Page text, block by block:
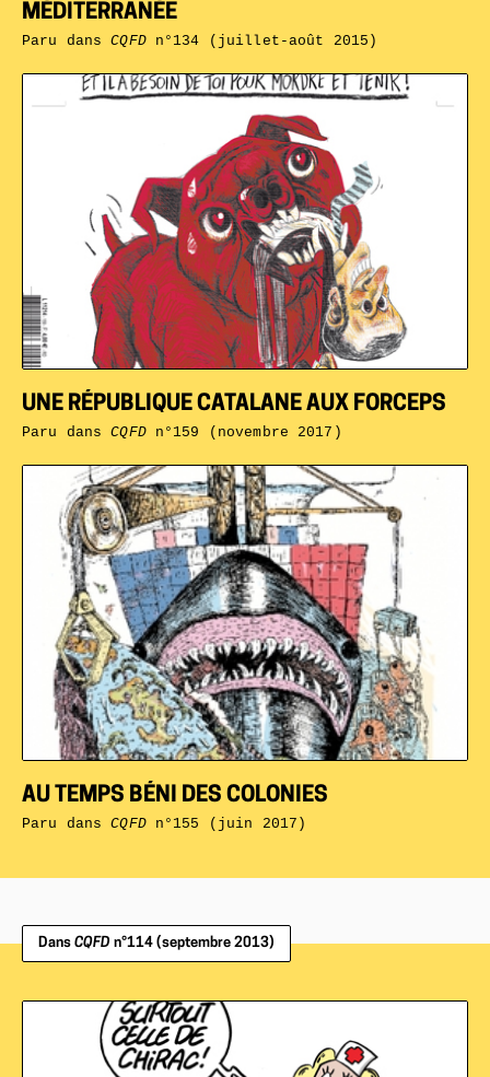
AU TEMPS BÉNI DES COLONIES
Paru dansCQFDn°155 (juin 2017)
UNE RÉPUBLIQUE CATALANE AUX FORCEPS
Paru dansCQFDn°159 (novembre 2017)
MÉDITERRANÉE
Paru dansCQFDn°134 (juillet-août 2015)
Dans CQFD n°114 (septembre 2013)